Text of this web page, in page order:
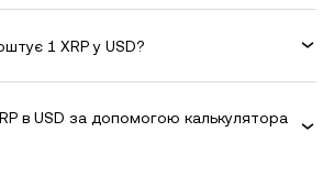
1 XRP у USD?
в USD за допомогою калькулятора